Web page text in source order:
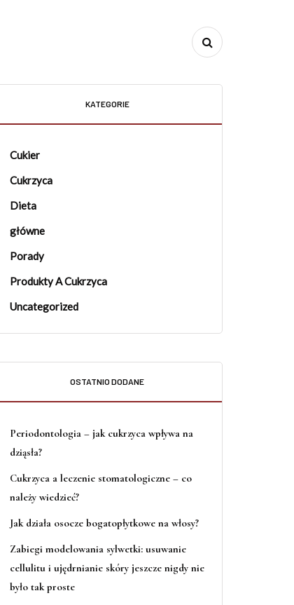
KATEGORIE
Cukier
Cukrzyca
Dieta
główne
Porady
Produkty A Cukrzyca
Uncategorized
OSTATNIO DODANE
Periodontologia – jak cukrzyca wpływa na
dziąsła?
Cukrzyca a leczenie stomatologiczne – co
należy wiedzieć?
Jak działa osocze bogatopłytkowe na włosy?
Zabiegi modelowania sylwetki: usuwanie
cellulitu i ujędrnianie skóry jeszcze nigdy nie
było tak proste